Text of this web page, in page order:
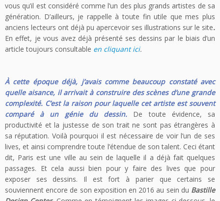
vous qu’il est considéré comme l’un des plus grands artistes de sa
génération. D’ailleurs, je rappelle à toute fin utile que mes plus
anciens lecteurs ont déjà pu apercevoir ses illustrations sur le site.
En effet, je vous avez déjà présenté ses dessins par le biais d’un
article toujours consultable en cliquant ici.
À cette époque déjà, j’avais comme beaucoup constaté avec
quelle aisance, il arrivait à construire des scènes d’une grande
complexité. C’est la raison pour laquelle cet artiste est souvent
comparé à un génie du dessin. De toute évidence, sa
productivité et la justesse de son trait ne sont pas étrangères à
sa réputation. Voilà pourquoi il est nécessaire de voir l’un de ses
lives, et ainsi comprendre toute l’étendue de son talent. Ceci étant
dit, Paris est une ville au sein de laquelle il a déjà fait quelques
passages. Et cela aussi bien pour y faire des lives que pour
exposer ses dessins. Il est fort à parier que certains se
souviennent encore de son exposition en 2016 au sein du Bastille